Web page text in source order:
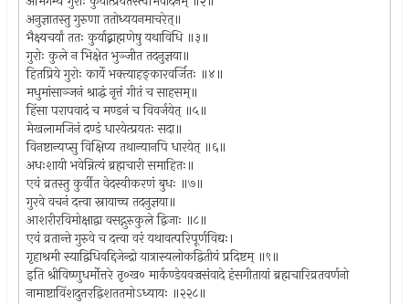
अनुज्ञातस्तु गुरुणा ततोध्ययनमाचरेत्॥
भैक्ष्यचर्यां ततः कुर्याद्ब्राह्मणेषु यथाविधि ॥३॥
गुरोः कुले न भिक्षेत भुञ्जीत तदनुज्ञया॥
हितप्रिये गुरोः कार्ये भक्त्याहङ्कारवर्जितः ॥४॥
मधुमांसाञ्जनं श्राद्धं नृत्तं गीतं च साहसम्॥
हिंसा परापवादं च मण्डनं च विवर्जयेत् ॥५॥
मेखलामजिनं दण्डं धारयेत्प्रयतः सदा॥
विनष्टान्यप्सु विक्षिप्य तथान्यानपि धारयेत् ॥६॥
अधःशायी भवेन्नित्यं ब्रह्मचारी समाहितः॥
एवं व्रतस्तु कुर्वीत वेदस्वीकरणं बुधः ॥७॥
गुरवे वचनं दत्त्वा स्नायाच्च तदनुज्ञया॥
आशरीरविमोक्षाद्वा वसद्गुरुकुले द्विजाः ॥८॥
एवं व्रतान्ते गुरुवे च दत्त्वा वरं यथावत्परिपूर्णविद्यः।
गृहाश्रमी स्याद्विधिवद्दिजेन्द्रो यात्रास्यलोकद्वितीयं प्रदिष्टम् ॥९॥
इति श्रीविष्णुधर्मोत्तरे तृ०ख० मार्कण्डेयवज्रसंवादे हंसगीतायां ब्रह्मचारिव्रतवर्णनो
नामाष्टाविंशदुत्तरद्विशततमोऽध्यायः ॥२२८॥